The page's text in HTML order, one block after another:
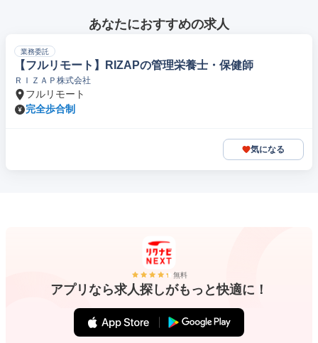
あなたにおすすめの求人
業務委託
【フルリモート】RIZAPの管理栄養士・保健師
ＲＩＺＡＰ株式会社
フルリモート
完全歩合制
気になる
無料
アプリなら求人探しがもっと快適に！